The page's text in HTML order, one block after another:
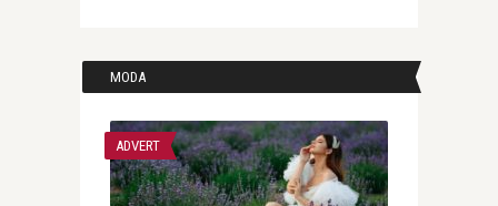
MODA
ADVERT